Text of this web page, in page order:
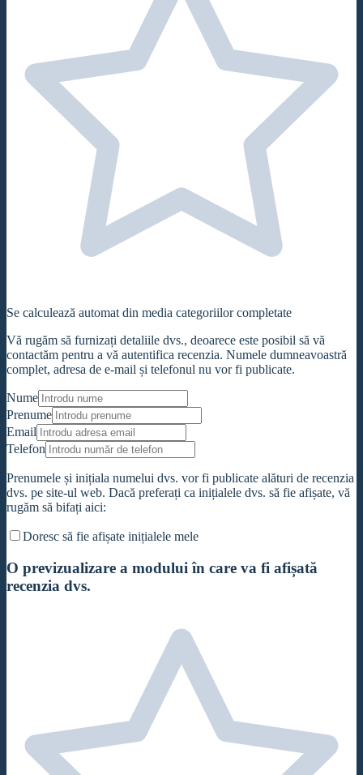
Se calculează automat din media categoriilor completate
Vă rugăm să furnizați detaliile dvs., deoarece este posibil să vă
contactăm pentru a vă autentifica recenzia. Numele dumneavoastră
complet, adresa de e-mail și telefonul nu vor fi publicate.
Nume
Prenume
Email
Telefon
Prenumele și inițiala numelui dvs. vor fi publicate alături de recenzia
dvs. pe site-ul web. Dacă preferați ca inițialele dvs. să fie afișate, vă
rugăm să bifați aici:
Doresc să fie afișate inițialele mele
O previzualizare a modului în care va fi afișată
recenzia dvs.